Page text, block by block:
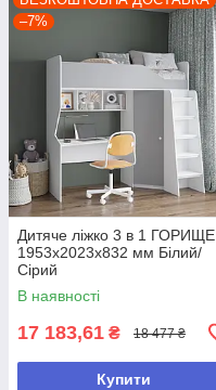
–7%
Дитяче ліжко 3 в 1 ГОРИЩЕ
1953х2023х832 мм Білий/
Сірий
В наявності
17 183,61 ₴ 18 477 ₴
Купити